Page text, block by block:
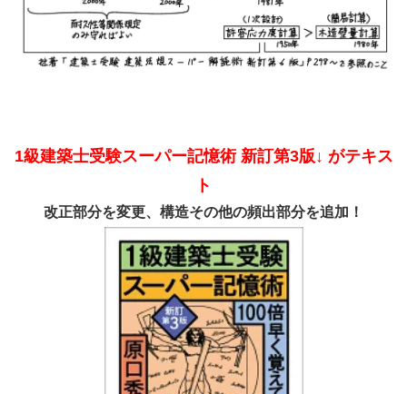
1級建築士受験スーパー記憶術 新訂第3版↓ がテキス
ト
改正部分を変更、構造その他の頻出部分を追加！